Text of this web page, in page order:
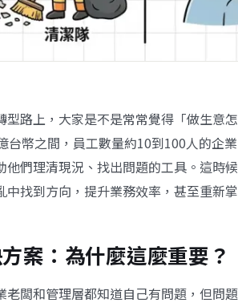
型路上，大家是不是常常覺得「做生意
台幣之間，員工數量約10到100人的企
們理清現況、找出問題的工具。這時候
中找到方向，提升業務效率，甚至重新
案：為什麼這麼重要？
老闆和管理層都知道自己有問題，但問